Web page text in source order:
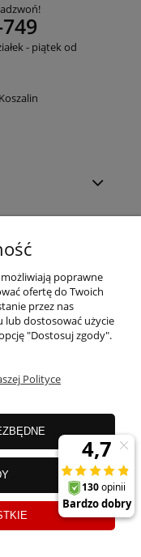
- piątek od
Koszalin 75-216, woj.
008201011 | E-mail:
poprawne
ofertę do Twoich
przez nas
lub dostosować użycie
"Dostosuj zgody".
Polityce